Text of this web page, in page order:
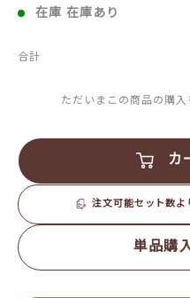
在庫 在庫あり
合計
ただいまこの商品の購入
カ
注文可能セット数よ
単品購